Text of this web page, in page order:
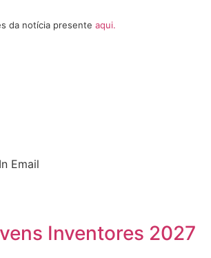
da notícia presente aqui.
Email
Inventores 2027